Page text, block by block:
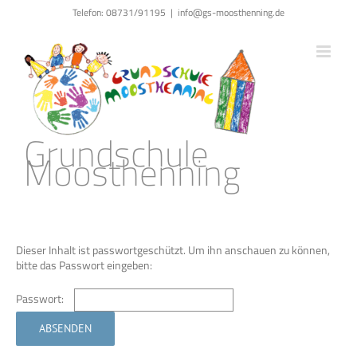
Telefon: 08731/91195 | info@gs-moosthenning.de
Grundschule
Moosthenning
Dieser Inhalt ist passwortgeschützt. Um ihn anschauen zu können,
bitte das Passwort eingeben:
Passwort: